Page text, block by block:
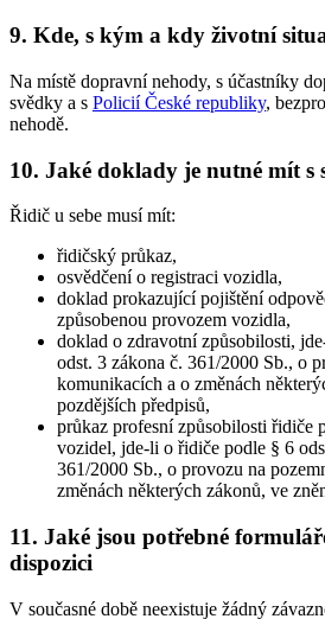
9. Kde, s kým a kdy životní
Na místě dopravní nehody, s účastníky
svědky a s Policií České republiky,
nehodě.
10. Jaké doklady je nutné mít s
Řidič u sebe musí mít:
řidičský průkaz,
osvědčení o registraci vozidla,
doklad prokazující pojištění
způsobenou provozem vozidla,
doklad o zdravotní způsobilosti,
odst. 3 zákona č. 361/2000 Sb., o
komunikacích a o změnách
pozdějších předpisů,
průkaz profesní způsobilosti řidiče
vozidel, jde-li o řidiče podle § 6
361/2000 Sb., o provozu na
změnách některých zákonů, ve
11. Jaké jsou potřebné
dispozici
V současné době neexistuje žádný